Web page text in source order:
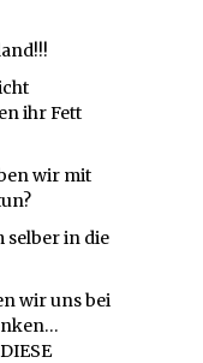
ihr Fett
wir mit
selber in die
wir uns bei